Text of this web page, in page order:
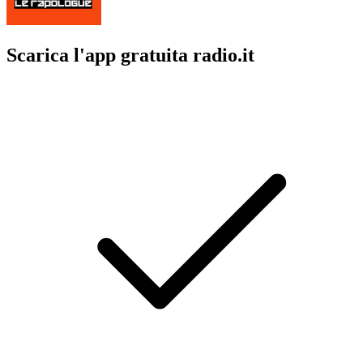
Scarica l'app gratuita radio.it